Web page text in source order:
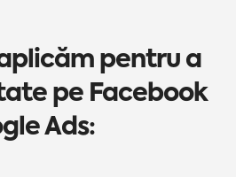
pentru a
pe Facebook
Ads: